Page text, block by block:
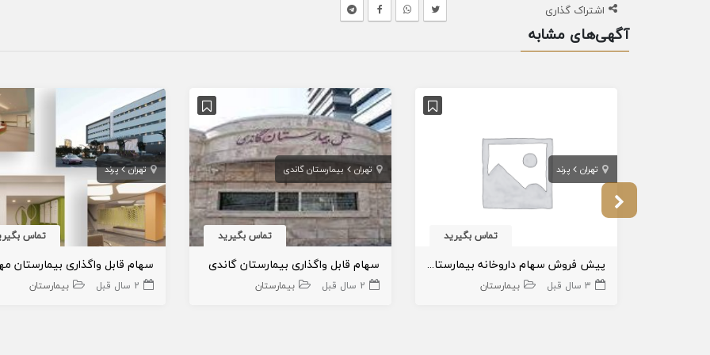
اشتراک گذاری
آگهی‌های مشابه
تهران پرند
تماس بگیرید
پیش فروش سهام داروخانه بیمارستان مهر ایرانیان در شهر پرند
3 سال قبل بیمارستان
تهران بیمارستان گاندی
تماس بگیرید
سهام قابل واگذاری بیمارستان گاندی
2 سال قبل بیمارستان
تهران پرند
تماس
2 سال قبل بیمارستان